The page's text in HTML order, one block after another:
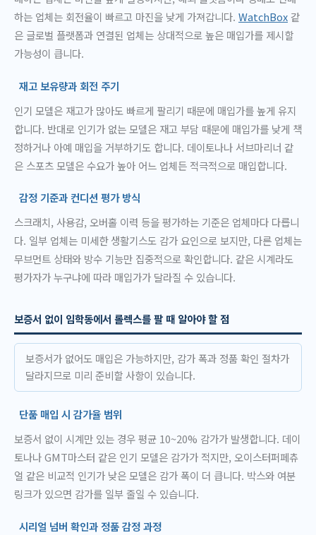
하는 업체는 회전율이 빠르고 마진을 낮게 가져갑니다. WatchBox 같
은 글로벌 플랫폼과 연결된 업체는 상대적으로 높은 매입가를 제시할
가능성이 큽니다.
재고 보유량과 회전 주기
인기 모델은 재고가 많아도 빠르게 팔리기 때문에 매입가를 높게 유지
합니다. 반대로 인기가 없는 모델은 재고 부담 때문에 매입가를 낮게 책
정하거나 아예 매입을 거부하기도 합니다. 데이토나나 서브마리너 같
은 스포츠 모델은 수요가 높아 어느 업체든 적극적으로 매입합니다.
감정 기준과 컨디션 평가 방식
스크래치, 사용감, 오버홀 이력 등을 평가하는 기준은 업체마다 다릅니
다. 일부 업체는 미세한 생활기스도 감가 요인으로 보지만, 다른 업체는
무브먼트 상태와 방수 기능만 집중적으로 확인합니다. 같은 시계라도
평가자가 누구냐에 따라 매입가가 달라질 수 있습니다.
보증서 없이 임학동에서 롤렉스를 팔 때 알아야 할 점
보증서가 없어도 매입은 가능하지만, 감가 폭과 정품 확인 절차가
달라지므로 미리 준비할 사항이 있습니다.
단품 매입 시 감가율 범위
보증서 없이 시계만 있는 경우 평균 10~20% 감가가 발생합니다. 데이
토나나 GMT마스터 같은 인기 모델은 감가가 적지만, 오이스터퍼페츄
얼 같은 비교적 인기가 낮은 모델은 감가 폭이 더 큽니다. 박스와 여분
링크가 있으면 감가를 일부 줄일 수 있습니다.
시리얼 넘버 확인과 정품 감정 과정